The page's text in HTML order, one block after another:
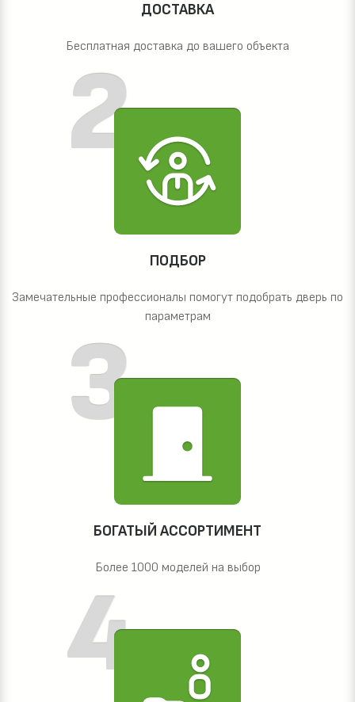
ДОСТАВКА
Бесплатная доставка до вашего объекта
ПОДБОР
Замечательные профессионалы помогут подобрать дверь по
параметрам
БОГАТЫЙ АССОРТИМЕНТ
Более 1000 моделей на выбор